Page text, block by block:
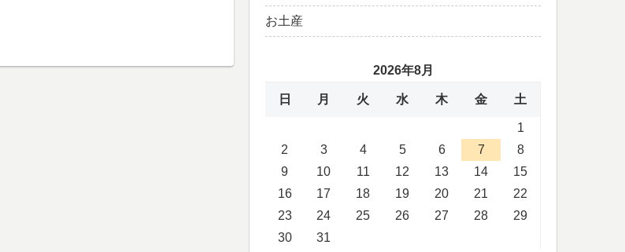
お土産
2026年8月
日 月 火 水 木 金 土
1
2
3 4 5 6 7
8
9
10 11 12 13 14
15
16
17 18 19 20 21
22
23
24 25 26 27 28
29
30
31